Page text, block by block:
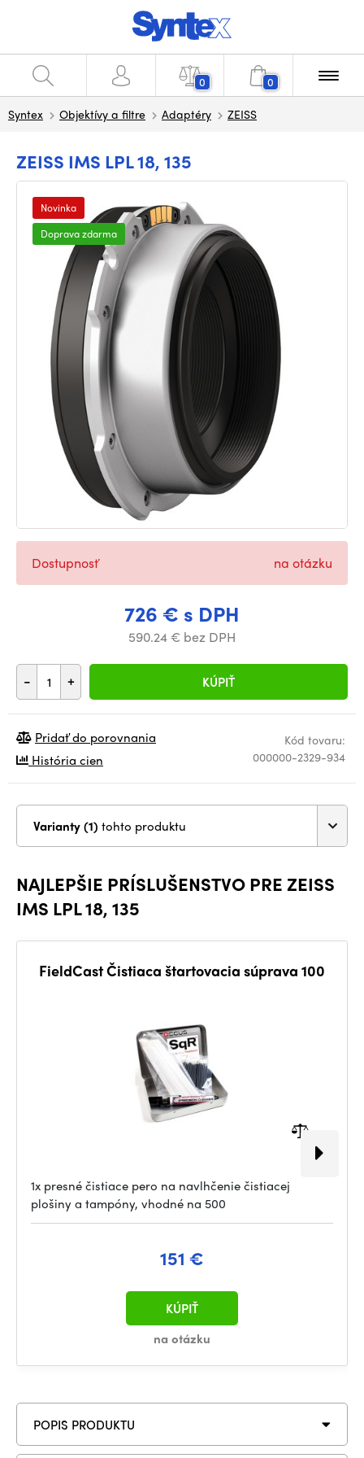
0 0
Syntex Objektívy a filtre Adaptéry ZEISS
ZEISS IMS LPL 18, 135
Novinka
Doprava zdarma
726 € s DPH
590.24 € bez DPH
- + KÚPIŤ
Dostupnosť na otázku
Kód tovaru:
000000-2329-934
Pridať do porovnania
História cien
Varianty (1) tohto produktu
NAJLEPŠIE PRÍSLUŠENSTVO PRE ZEISS
IMS LPL 18, 135
FieldCast Čistiaca štartovacia súprava 100
1x presné čistiace pero na navlhčenie čistiacej
plošiny a tampóny, vhodné na 500
151 €
na otázku
KÚPIŤ
POPIS PRODUKTU